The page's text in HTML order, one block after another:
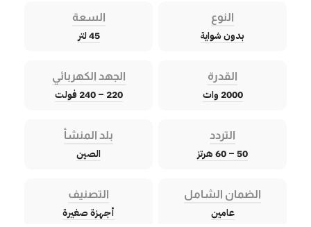
النوع
بدون شواية
السعة
45 لتر
القدرة
2000 وات
الجهد الكهربائي
220 – 240 فولت
التردد
50 – 60 هرتز
بلد المنشأ
الصين
الضمان الشامل
عامين
التصنيف
أجهزة صغيرة